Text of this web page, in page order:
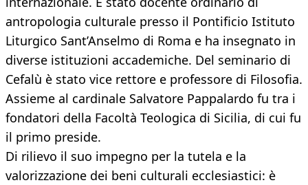
antropologia culturale presso il Pontificio Istituto
Liturgico Sant’Anselmo di Roma e ha insegnato in
diverse istituzioni accademiche. Del seminario di
Cefalù è stato vice rettore e professore di Filosofia.
Assieme al cardinale Salvatore Pappalardo fu tra i
fondatori della Facoltà Teologica di Sicilia, di cui fu
il primo preside.
Di rilievo il suo impegno per la tutela e la
valorizzazione dei beni culturali ecclesiastici: è